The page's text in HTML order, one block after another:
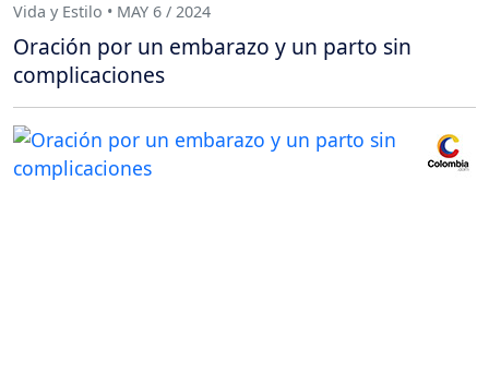
Vida y Estilo • MAY 6 / 2024
Oración por un embarazo y un parto sin
complicaciones